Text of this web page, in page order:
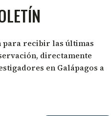
para recibir las últimas
directamente
en Galápagos a